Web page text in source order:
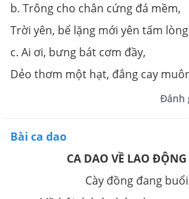
b. Trông cho chân cứng đá mềm,
Trời yên, bể lặng mới yên tấm
c. Ai ơi, bưng bát cơm đầy,
Dẻo thơm một hạt, đắng cay
Đánh
Bài ca dao
CA DAO VỀ LAO
Cày đồng đang